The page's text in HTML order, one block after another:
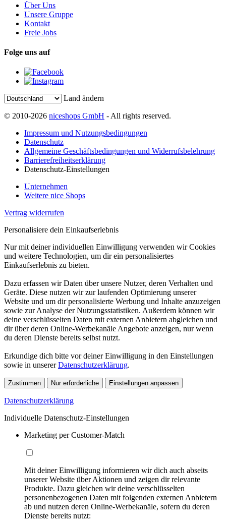
Über Uns
Unsere Gruppe
Kontakt
Freie Jobs
Folge uns auf
Land ändern
© 2010-2026 niceshops GmbH - All rights reserved.
Impressum und Nutzungsbedingungen
Datenschutz
Allgemeine Geschäftsbedingungen und Widerrufsbelehrung
Barrierefreiheitserklärung
Datenschutz-Einstellungen
Unternehmen
Weitere nice Shops
Vertrag widerrufen
Personalisiere dein Einkaufserlebnis
Nur mit deiner individuellen Einwilligung verwenden wir Cookies
und weitere Technologien, um dir ein personalisiertes
Einkaufserlebnis zu bieten.
Dazu erfassen wir Daten über unsere Nutzer, deren Verhalten und
Geräte. Diese nutzen wir zur laufenden Optimierung unserer
Website und um dir personalisierte Werbung und Inhalte anzuzeigen
sowie zur Analyse der Nutzungsstatistiken. Außerdem können wir
deine verschlüsselten Daten mit externen Anbietern abgleichen und
dir über deren Online-Werbekanäle Angebote anzeigen, nur wenn
du deren Dienste bereits selbst nutzt.
Erkundige dich bitte vor deiner Einwilligung in den Einstellungen
sowie in unsererDatenschutzerklärung.
Zustimmen Nur erforderliche Einstellungen anpassen
Datenschutzerklärung
Individuelle Datenschutz-Einstellungen
Marketing per Customer-Match
Mit deiner Einwilligung informieren wir dich auch abseits
unserer Website über Aktionen und zeigen dir relevante
Produkte. Dazu gleichen wir deine verschlüsselten
personenbezogenen Daten mit folgenden externen Anbietern
ab und nutzen deren Online-Werbekanäle, sofern du deren
Dienste bereits nutzt: